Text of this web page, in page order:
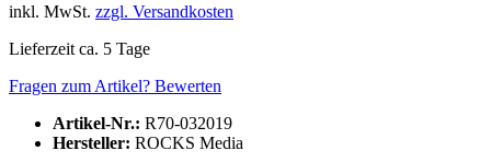
inkl. MwSt. zzgl. Versandkosten
Lieferzeit ca. 5 Tage
Fragen zum Artikel? Bewerten
Artikel-Nr.: R70-032019
Hersteller: ROCKS Media